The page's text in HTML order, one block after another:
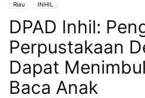
Riau INHIL
DPAD Inhil:
Perpustakaan
Dapat
Baca Anak